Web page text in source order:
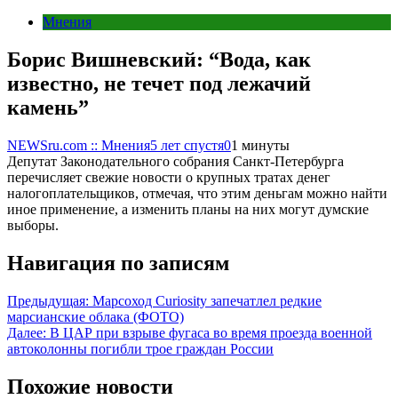
Мнения
Борис Вишневский: “Вода, как
известно, не течет под лежачий
камень”
NEWSru.com :: Мнения5 лет спустя01 минуты
Депутат Законодательного собрания Санкт-Петербурга
перечисляет свежие новости о крупных тратах денег
налогоплательщиков, отмечая, что этим деньгам можно найти
иное применение, а изменить планы на них могут думские
выборы.
Навигация по записям
Предыдущая: Марсоход Curiosity запечатлел редкие
марсианские облака (ФОТО)
Далее: В ЦАР при взрыве фугаса во время проезда военной
автоколонны погибли трое граждан России
Похожие новости